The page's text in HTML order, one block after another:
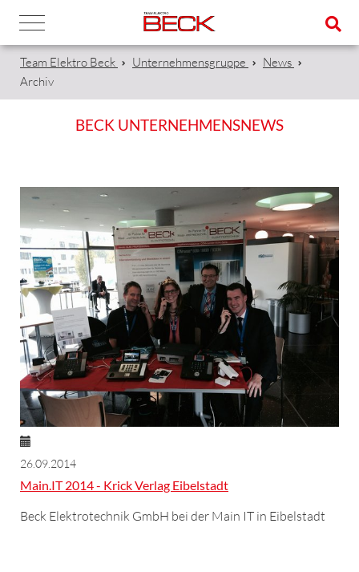
Team Elektro Beck Unternehmensgruppe
News
Archiv
BECK UNTERNEHMENSNEWS
26.09.2014
Main.IT 2014 - Krick Verlag Eibelstadt
Beck Elektrotechnik GmbH bei der Main IT in Eibelstadt